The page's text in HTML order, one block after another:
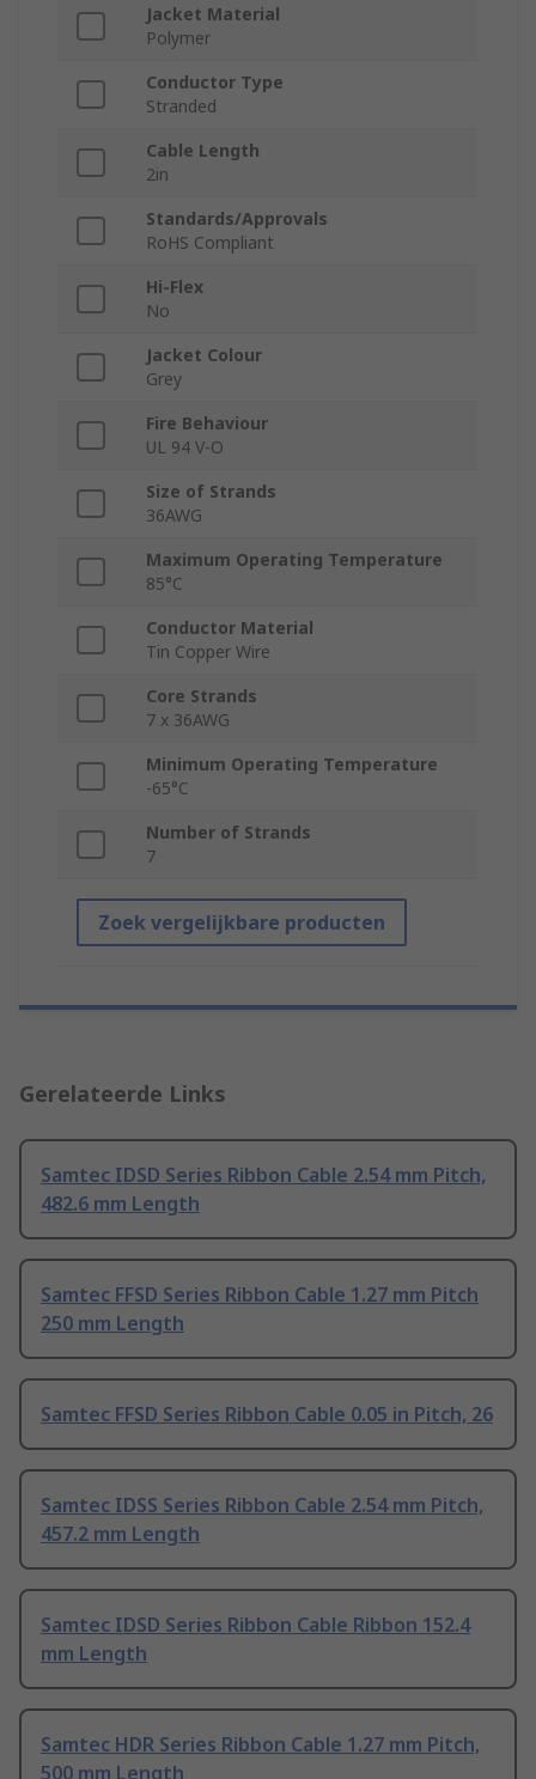
Jacket Material
Polymer
Conductor Type
Stranded
Cable Length
2in
Standards/Approvals
RoHS Compliant
Hi-Flex
No
Jacket Colour
Grey
Fire Behaviour
UL 94 V-O
Size of Strands
36AWG
Maximum Operating Temperature
85°C
Conductor Material
Tin Copper Wire
Core Strands
7 x 36AWG
Minimum Operating Temperature
-65°C
Number of Strands
7
Zoek vergelijkbare producten
Gerelateerde Links
Samtec IDSD Series Ribbon Cable 2.54 mm Pitch,
482.6 mm Length
Samtec FFSD Series Ribbon Cable 1.27 mm Pitch
250 mm Length
Samtec FFSD Series Ribbon Cable 0.05 in Pitch, 26
Samtec IDSS Series Ribbon Cable 2.54 mm Pitch,
457.2 mm Length
Samtec IDSD Series Ribbon Cable Ribbon 152.4
mm Length
Samtec HDR Series Ribbon Cable 1.27 mm Pitch,
500 mm Length